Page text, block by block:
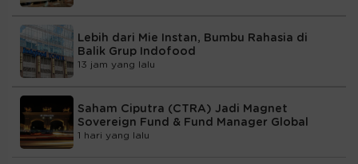
Lebih dari Mie Instan, Bumbu Rahasia di
Balik Grup Indofood
13 jam yang lalu
Saham Ciputra (CTRA) Jadi Magnet
Sovereign Fund & Fund Manager Global
1 hari yang lalu